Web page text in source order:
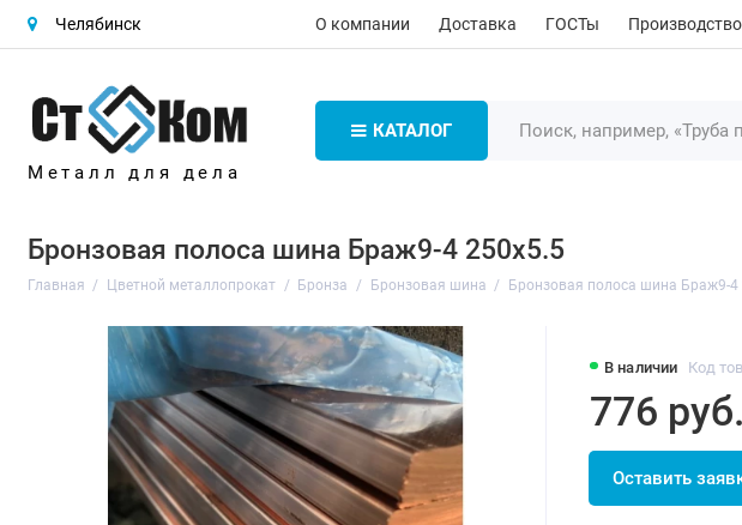
Челябинск О компании Доставка ГОСТы Производство
Металл для дела
КАТАЛОГ
Бронзовая полоса шина Браж9-4 250х5.5
Главная Цветной металлопрокат Бронза Бронзовая шина Бронзовая полоса шина Браж9-4
В наличии Код
776
Оставить